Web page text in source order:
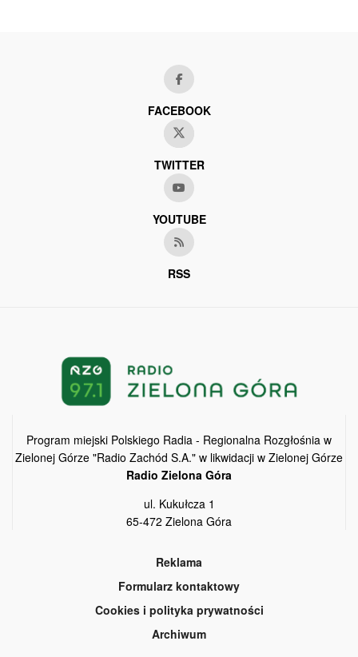
FACEBOOK
TWITTER
YOUTUBE
RSS
Program miejski Polskiego Radia - Regionalna Rozgłośnia w
Zielonej Górze "Radio Zachód S.A." w likwidacji w Zielonej Górze
Radio Zielona Góra
ul. Kukułcza 1
65-472 Zielona Góra
Reklama
Formularz kontaktowy
Cookies i polityka prywatności
Archiwum